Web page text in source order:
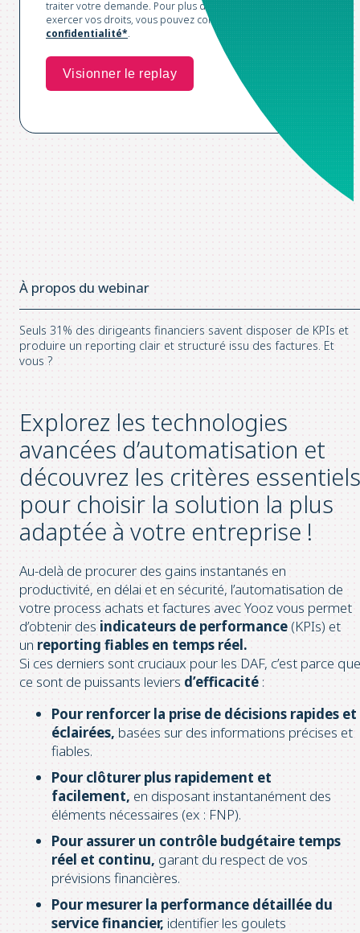
traiter votre demande. Pour plus d'informations et pour
exercer vos droits, vous pouvez consulter notre
Politique de
confidentialité*.
À propos du webinar
Seuls 31% des dirigeants financiers savent disposer de KPIs et
produire un reporting clair et structuré issu des factures. Et
vous ?
Explorez les technologies
avancées d’automatisation et
découvrez les critères essentiels
pour choisir la solution la plus
adaptée à votre entreprise !
Au-delà de procurer des gains instantanés en
productivité, en délai et en sécurité, l’automatisation de
votre process achats et factures avec Yooz vous permet
d’obtenir des indicateurs de performance (KPIs) et
un reporting fiables en temps réel.
Si ces derniers sont cruciaux pour les DAF, c’est parce que
ce sont de puissants leviers d’efficacité :
Pour renforcer la prise de décisions rapides et
éclairées, basées sur des informations précises et
fiables.
Pour clôturer plus rapidement et
facilement, en disposant instantanément des
éléments nécessaires (ex : FNP).
Pour assurer un contrôle budgétaire temps
réel et continu, garant du respect de vos
prévisions financières.
Pour mesurer la performance détaillée du
service financier, identifier les goulets